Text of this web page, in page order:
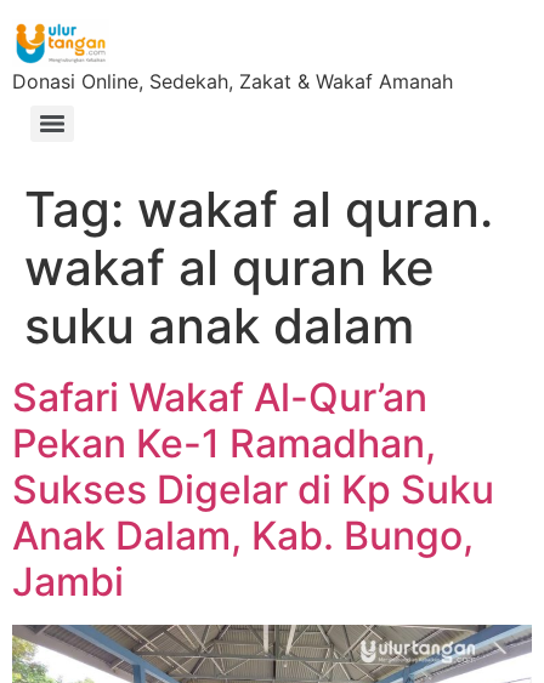
Donasi Online, Sedekah, Zakat & Wakaf Amanah
Tag: wakaf al quran.
wakaf al quran ke
suku anak dalam
Safari Wakaf Al-Qur’an
Pekan Ke-1 Ramadhan,
Sukses Digelar di Kp Suku
Anak Dalam, Kab. Bungo,
Jambi